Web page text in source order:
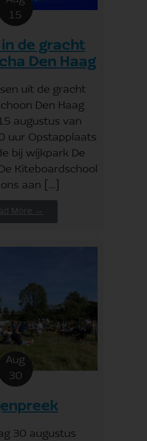
15
in de gracht
Den Haag
uit de gracht
Den Haag
augustus van
uur Opstapplaats
bij wijkpark De
Kiteboardschool
aan […]
More →
Aug
30
30 augustus